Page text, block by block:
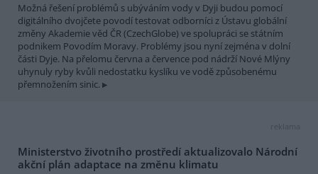
Možná řešení problémů s ubýváním vody v Dyji budou pomocí
digitálního dvojčete povodí testovat odborníci z Ústavu globální
změny Akademie věd ČR (CzechGlobe) ve spolupráci se státním
podnikem Povodím Moravy. Problémy jsou nyní zejména v dolní
části Dyje. Na přelomu června a července pod nádrží Nové Mlýny
uhynuly ryby kvůli nedostatku kyslíku ve vodě způsobenému
přemnožením sinic.
reklama
Ministerstvo životního prostředí aktualizovalo Národní
akční plán adaptace na změnu klimatu